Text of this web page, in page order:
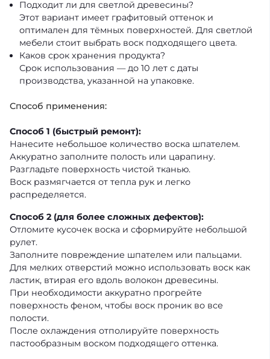
Подходит ли для светлой древесины?
Этот вариант имеет графитовый оттенок и
оптимален для тёмных поверхностей. Для светлой
мебели стоит выбрать воск подходящего цвета.
Каков срок хранения продукта?
Срок использования — до 10 лет с даты
производства, указанной на упаковке.
Способ применения:
Способ 1 (быстрый ремонт):
Нанесите небольшое количество воска шпателем.
Аккуратно заполните полость или царапину.
Разгладьте поверхность чистой тканью.
Воск размягчается от тепла рук и легко
распределяется.
Способ 2 (для более сложных дефектов):
Отломите кусочек воска и сформируйте небольшой
рулет.
Заполните повреждение шпателем или пальцами.
Для мелких отверстий можно использовать воск как
ластик, втирая его вдоль волокон древесины.
При необходимости аккуратно прогрейте
поверхность феном, чтобы воск проник во все
полости.
После охлаждения отполируйте поверхность
пастообразным воском подходящего оттенка.